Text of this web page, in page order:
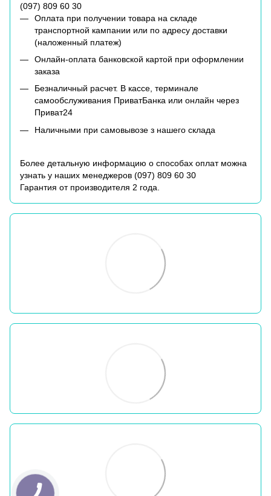
(097) 809 60 30
Оплата при получении товара на складе
транспортной кампании или по адресу доставки
(наложенный платеж)
Онлайн-оплата банковской картой при оформлении
заказа
Безналичный расчет. В кассе, терминале
самообслуживания ПриватБанка или онлайн через
Приват24
Наличными при самовывозе з нашего склада
Более детальную информацию о способах оплат можна
узнать у наших менеджеров (097) 809 60 30
Гарантия от производителя 2 года.